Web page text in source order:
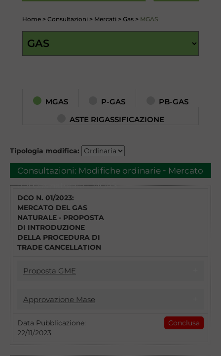
Home > Consultazioni > Mercati > Gas > MGAS
MGAS P-GAS
PB-GAS
ASTE RIGASSIFICAZIONE
Tipologia modifica:
Consultazioni: Modifiche ordinarie - Mercato
del Gas naturale - MGAS
DCO N. 01/2023:
MERCATO DEL GAS
NATURALE - PROPOSTA
DI INTRODUZIONE
DELLA PROCEDURA DI
TRADE CANCELLATION
Proposta GME
INTRODUZIONE DELLA PROCEDURA DI
TRADE CANCELLATION
Con il DCO n. 1/2023 il GME intende
Approvazione Mase
22/11/2023
Introduzione della procedura di Trade
Cancellation: approvazione della Disciplina
Data Pubblicazione:
22/11/2023
Conclusa